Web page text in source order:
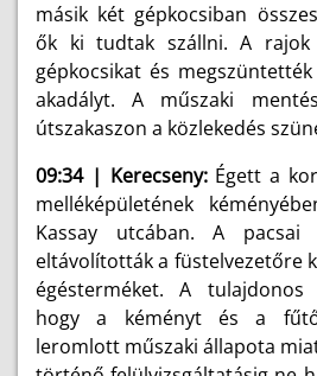
másik két gépkocsiban
ők ki tudtak szállni. A rajok
gépkocsikat és
akadályt. A műszaki
útszakaszon a közlekedés
09:34 | Kerecseny:Égett a
melléképületének
Kassay utcában. A pacsai
eltávolították a füstelvezetőre
égésterméket. A tulajdonos
hogy a kéményt és a
leromlott műszaki állapota